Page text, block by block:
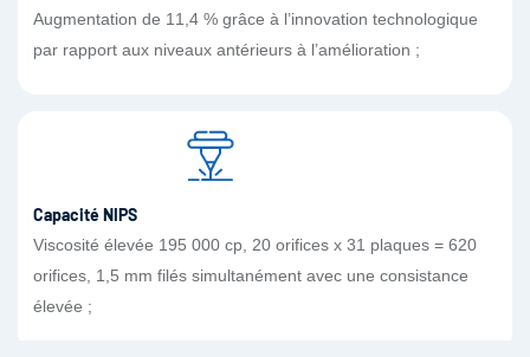
Augmentation de 11,4 % grâce à l’innovation technologique
par rapport aux niveaux antérieurs à l’amélioration ;
Capacité NIPS
Viscosité élevée 195 000 cp, 20 orifices x 31 plaques = 620
orifices, 1,5 mm filés simultanément avec une consistance
élevée ;